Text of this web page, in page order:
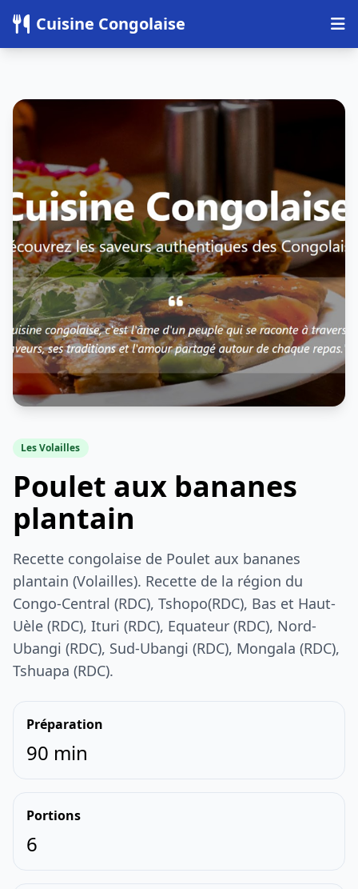
Cuisine Congolaise
Les Volailles
Poulet aux bananes
plantain
Recette congolaise de Poulet aux bananes
plantain (Volailles). Recette de la région du
Congo-Central (RDC), Tshopo(RDC), Bas et Haut-
Uèle (RDC), Ituri (RDC), Equateur (RDC), Nord-
Ubangi (RDC), Sud-Ubangi (RDC), Mongala (RDC),
Tshuapa (RDC).
Préparation
90 min
Portions
6